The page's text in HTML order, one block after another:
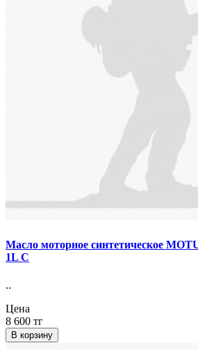
Масло моторное синтетическое
1L C
..
Цена
8 600 тг
В корзину